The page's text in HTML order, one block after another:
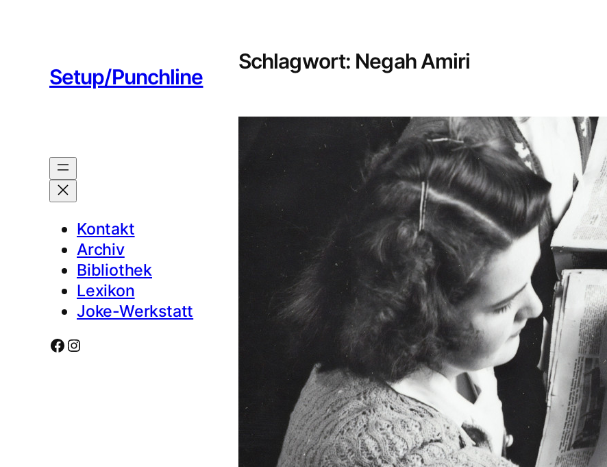
Setup/Punchline
Kontakt
Archiv
Bibliothek
Lexikon
Joke-Werkstatt
Facebook Instagram
Schlagwort: Negah Amiri